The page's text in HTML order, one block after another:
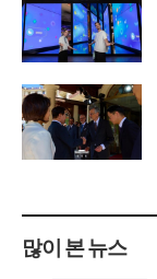
많이 본 뉴스